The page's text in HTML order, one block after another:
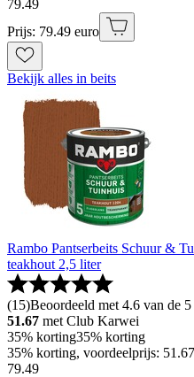
79.49
Prijs: 79.49 euro
Bekijk alles in beits
Rambo Pantserbeits Schuur &
teakhout 2,5 liter
(15)Beoordeeld met 4.6 van de
51.67 met Club Karwei
35% korting35% korting
35% korting, voordeelprijs:
79.49